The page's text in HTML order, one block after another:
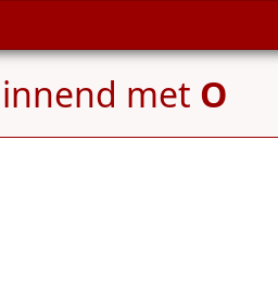
met O